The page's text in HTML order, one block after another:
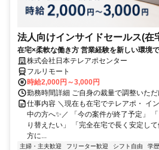
法人向けインサイドセールス(在
在宅×柔軟な働き方 営業経験を新しい環境
株式会社日本テレアポセンター
フルリモート
時給2,000円～3,000円
勤務時間詳細 ご自身の裁量で調整いただ
仕事内容 ＼現在も在宅でテレアポ・ イ
中の方へ✨／ 「今の案件が終了予定」
り替えたい」 「完全在宅で長く安定し
方に...
主婦・主夫歓迎 フリーター歓迎 シフト自由 学